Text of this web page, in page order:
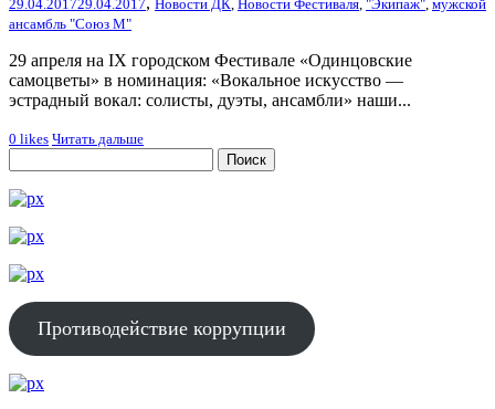
29.04.201729.04.2017 Новости ДК, Новости Фестиваля, "Экипаж", мужской
ансамбль "Союз М"
29 апреля на IX городском Фестивале «Одинцовские
самоцветы» в номинация: «Вокальное искусство —
эстрадный вокал: солисты, дуэты, ансамбли» наши...
0 likes Читать дальше
Противодействие коррупции